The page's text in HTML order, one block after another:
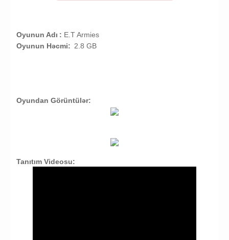
Oyunun Adı : E.T Armies
Oyunun Həcmi: 2.8 GB
Oyundan Görüntülər:
Tanıtım Videosu: